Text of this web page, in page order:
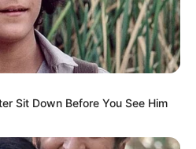
Sit Down Before You See Him